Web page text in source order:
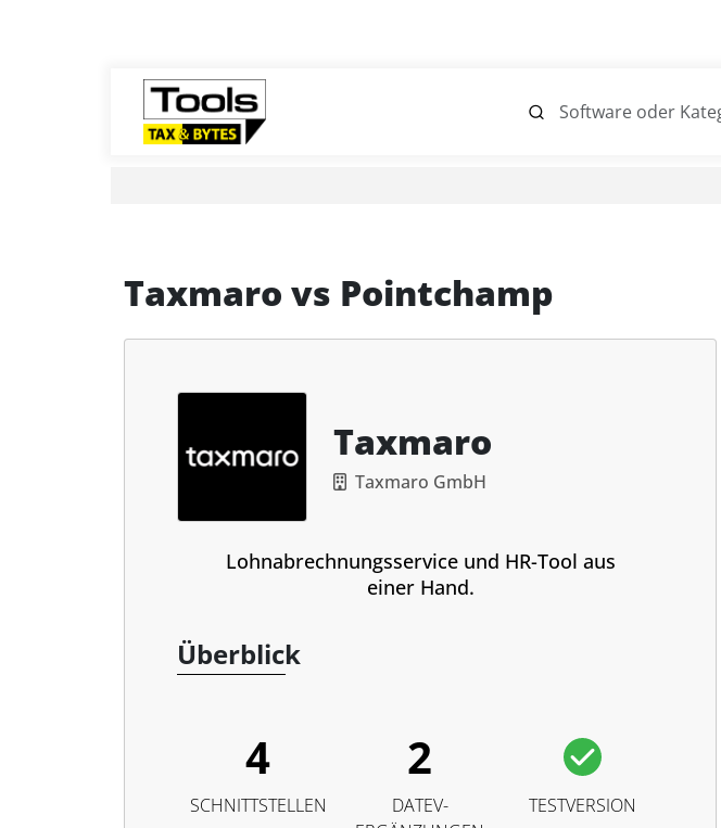
Taxmaro vs Pointchamp
Taxmaro
Taxmaro GmbH
Lohnabrechnungsservice und HR-Tool aus
einer Hand.
Überblick
4
SCHNITTSTELLEN
2
DATEV-
TESTVERSION